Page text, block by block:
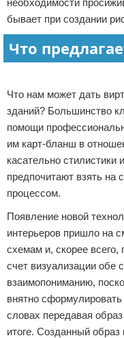
необходимости
бывает при создании
Что
Что нам может дать
зданий? Большинство
помощи
им карт-бланш в
касательно
предпочитают взять на
процессом.
Появление новой
интерьеров пришло на
схемам и, скорее
счет визуализации обе
взаимопониманию,
внятно
словах передавая
итоге. Созданный образ